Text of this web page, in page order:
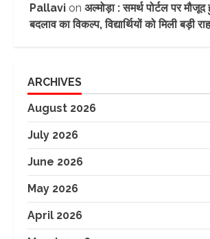
Pallavi on अल्मोड़ा : समर्थ पोर्टल पर
बदलाव का विकल्प, विद्यार्थियों को मिली बड़ी
ARCHIVES
August 2026
July 2026
June 2026
May 2026
April 2026